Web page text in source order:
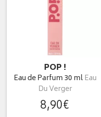
POP !
Eau de Parfum 30 mlEau
Du Verger
8,90€